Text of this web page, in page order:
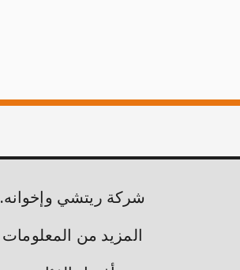
شركة ريتشي وإخوانه.
المزيد من المعلومات